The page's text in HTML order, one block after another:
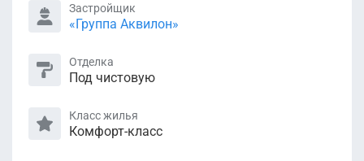
Застройщик
«Группа Аквилон»
Отделка
Под чистовую
Класс жилья
Комфорт-класс